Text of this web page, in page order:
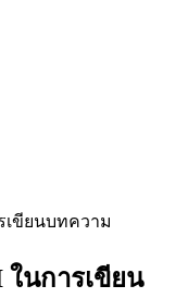
เขียนบทความ
นการเขียน